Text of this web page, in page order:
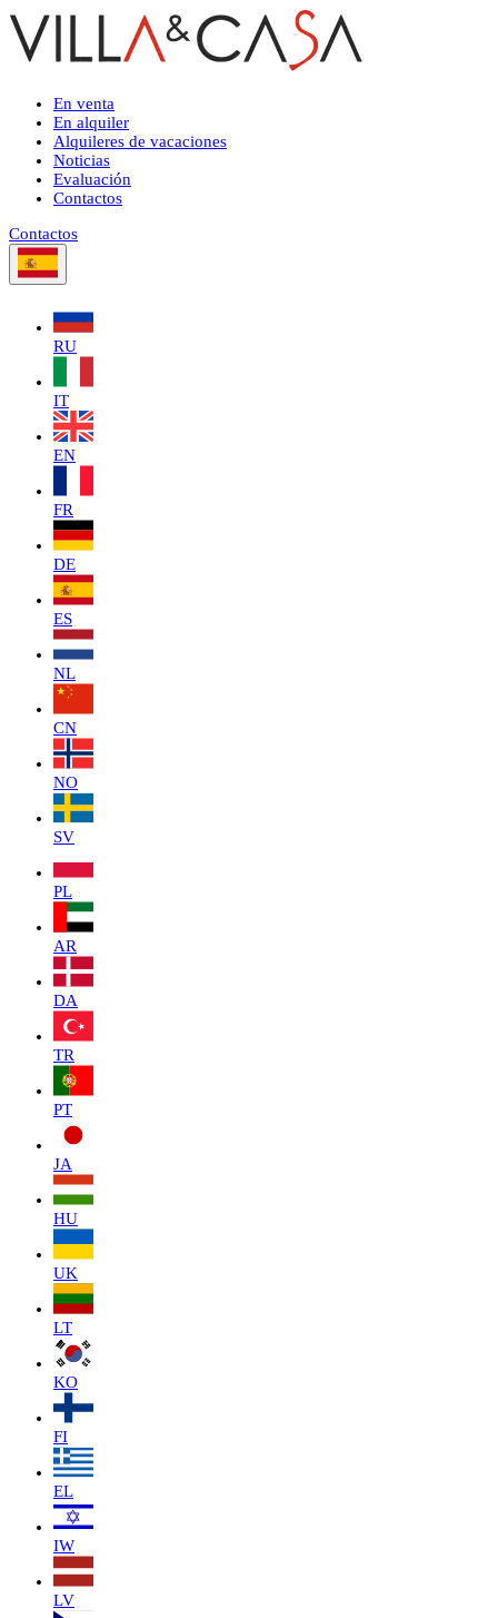
En venta
En alquiler
Alquileres de vacaciones
Noticias
Evaluación
Contactos
Contactos
RU
IT
EN
FR
DE
ES
NL
CN
NO
SV
PL
AR
DA
TR
PT
JA
HU
UK
LT
KO
FI
EL
IW
LV